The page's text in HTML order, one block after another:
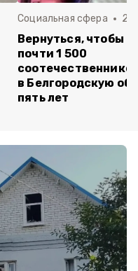
Социальная сфера 20
Вернуться, чтобы
почти 1 500
в Белгородскую
пять лет